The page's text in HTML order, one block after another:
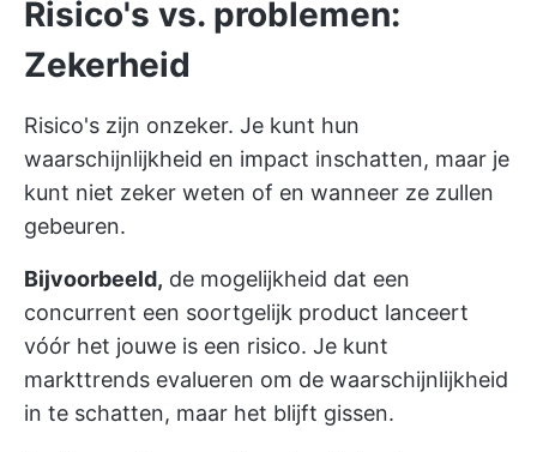
Risico's vs. problemen:
Zekerheid
Risico's zijn onzeker. Je kunt hun
waarschijnlijkheid en impact inschatten, maar je
kunt niet zeker weten of en wanneer ze zullen
gebeuren.
Bijvoorbeeld, de mogelijkheid dat een
concurrent een soortgelijk product lanceert
vóór het jouwe is een risico. Je kunt
markttrends evalueren om de waarschijnlijkheid
in te schatten, maar het blijft gissen.